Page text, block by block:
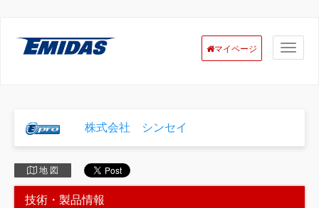
マイページ
株式会社 シンセイ
地 図
技術・製品情報